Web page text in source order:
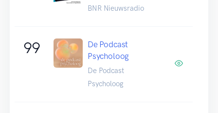
BNR Nieuwsradio
99
De Podcast
Psycholoog
De Podcast
Psycholoog